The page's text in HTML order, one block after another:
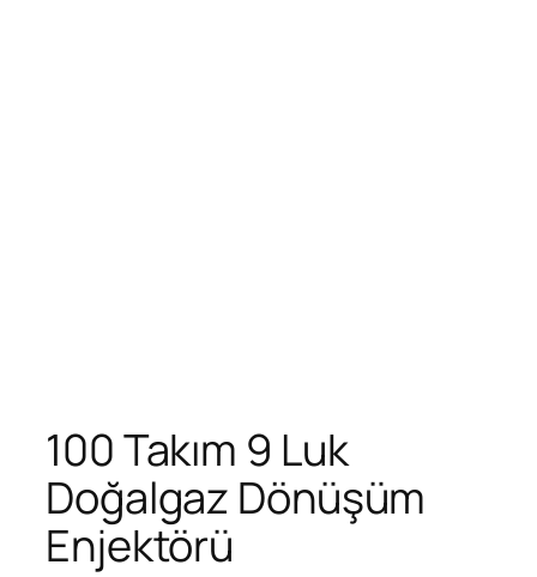
100 Takım 9 Luk
Doğalgaz Dönüşüm
Enjektörü